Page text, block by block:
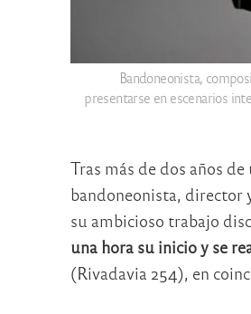
Bandoneonista,
presentarse en escenarios
Tras más de dos años
bandoneonista, director
su ambicioso trabajo
una hora su inicio y se
(Rivadavia 254), en